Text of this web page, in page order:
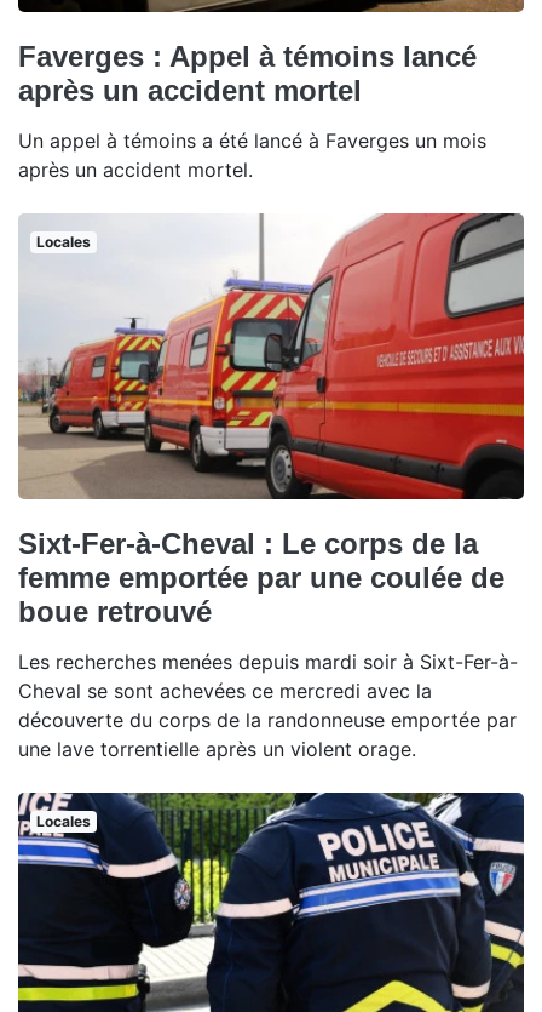
Faverges : Appel à témoins lancé
après un accident mortel
Un appel à témoins a été lancé à Faverges un mois
après un accident mortel.
Locales
Sixt-Fer-à-Cheval : Le corps de la
femme emportée par une coulée de
boue retrouvé
Les recherches menées depuis mardi soir à Sixt-Fer-à-
Cheval se sont achevées ce mercredi avec la
découverte du corps de la randonneuse emportée par
une lave torrentielle après un violent orage.
Locales